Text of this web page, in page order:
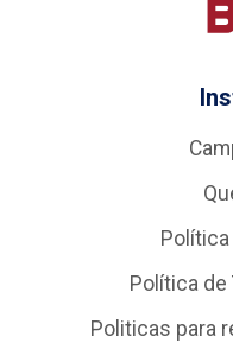
Política de
Politicas para